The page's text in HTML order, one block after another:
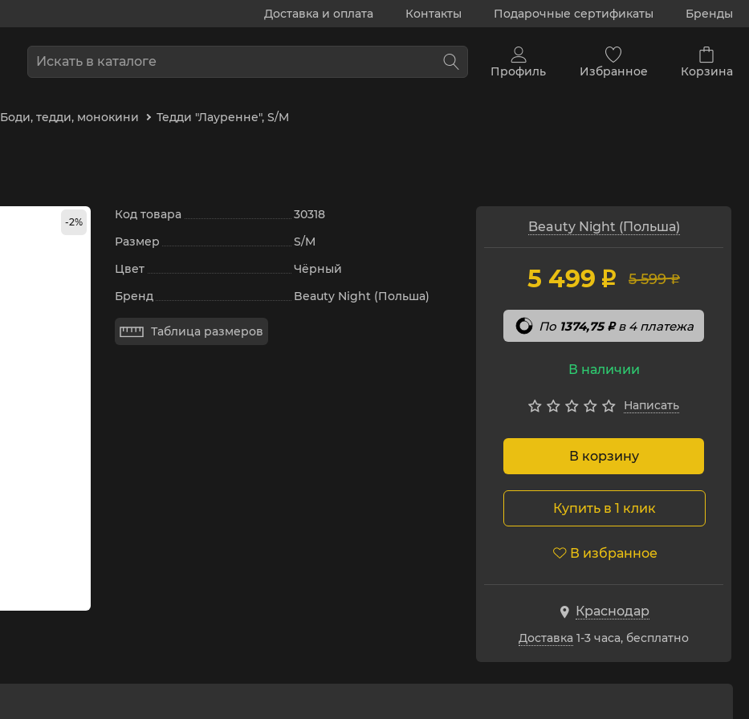
Доставка и оплата Контакты Подарочные сертификаты Бренды
Профиль Избранное Корзина
Боди, тедди, монокини Тедди "Лауренне", S/M
-2%
Код товара
30318
Размер
S/M
Цвет
Чёрный
Бренд
Beauty Night (Польша)
Таблица размеров
Beauty Night (Польша)
5 599 p
5 499 p
По 1374,75pв 4 платежа
В наличии
Написать
В корзину
Купить в 1 клик
В избранное
Краснодар
Доставка 1-3 часа, бесплатно